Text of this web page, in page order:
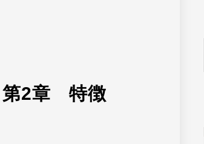
第2章 特徴